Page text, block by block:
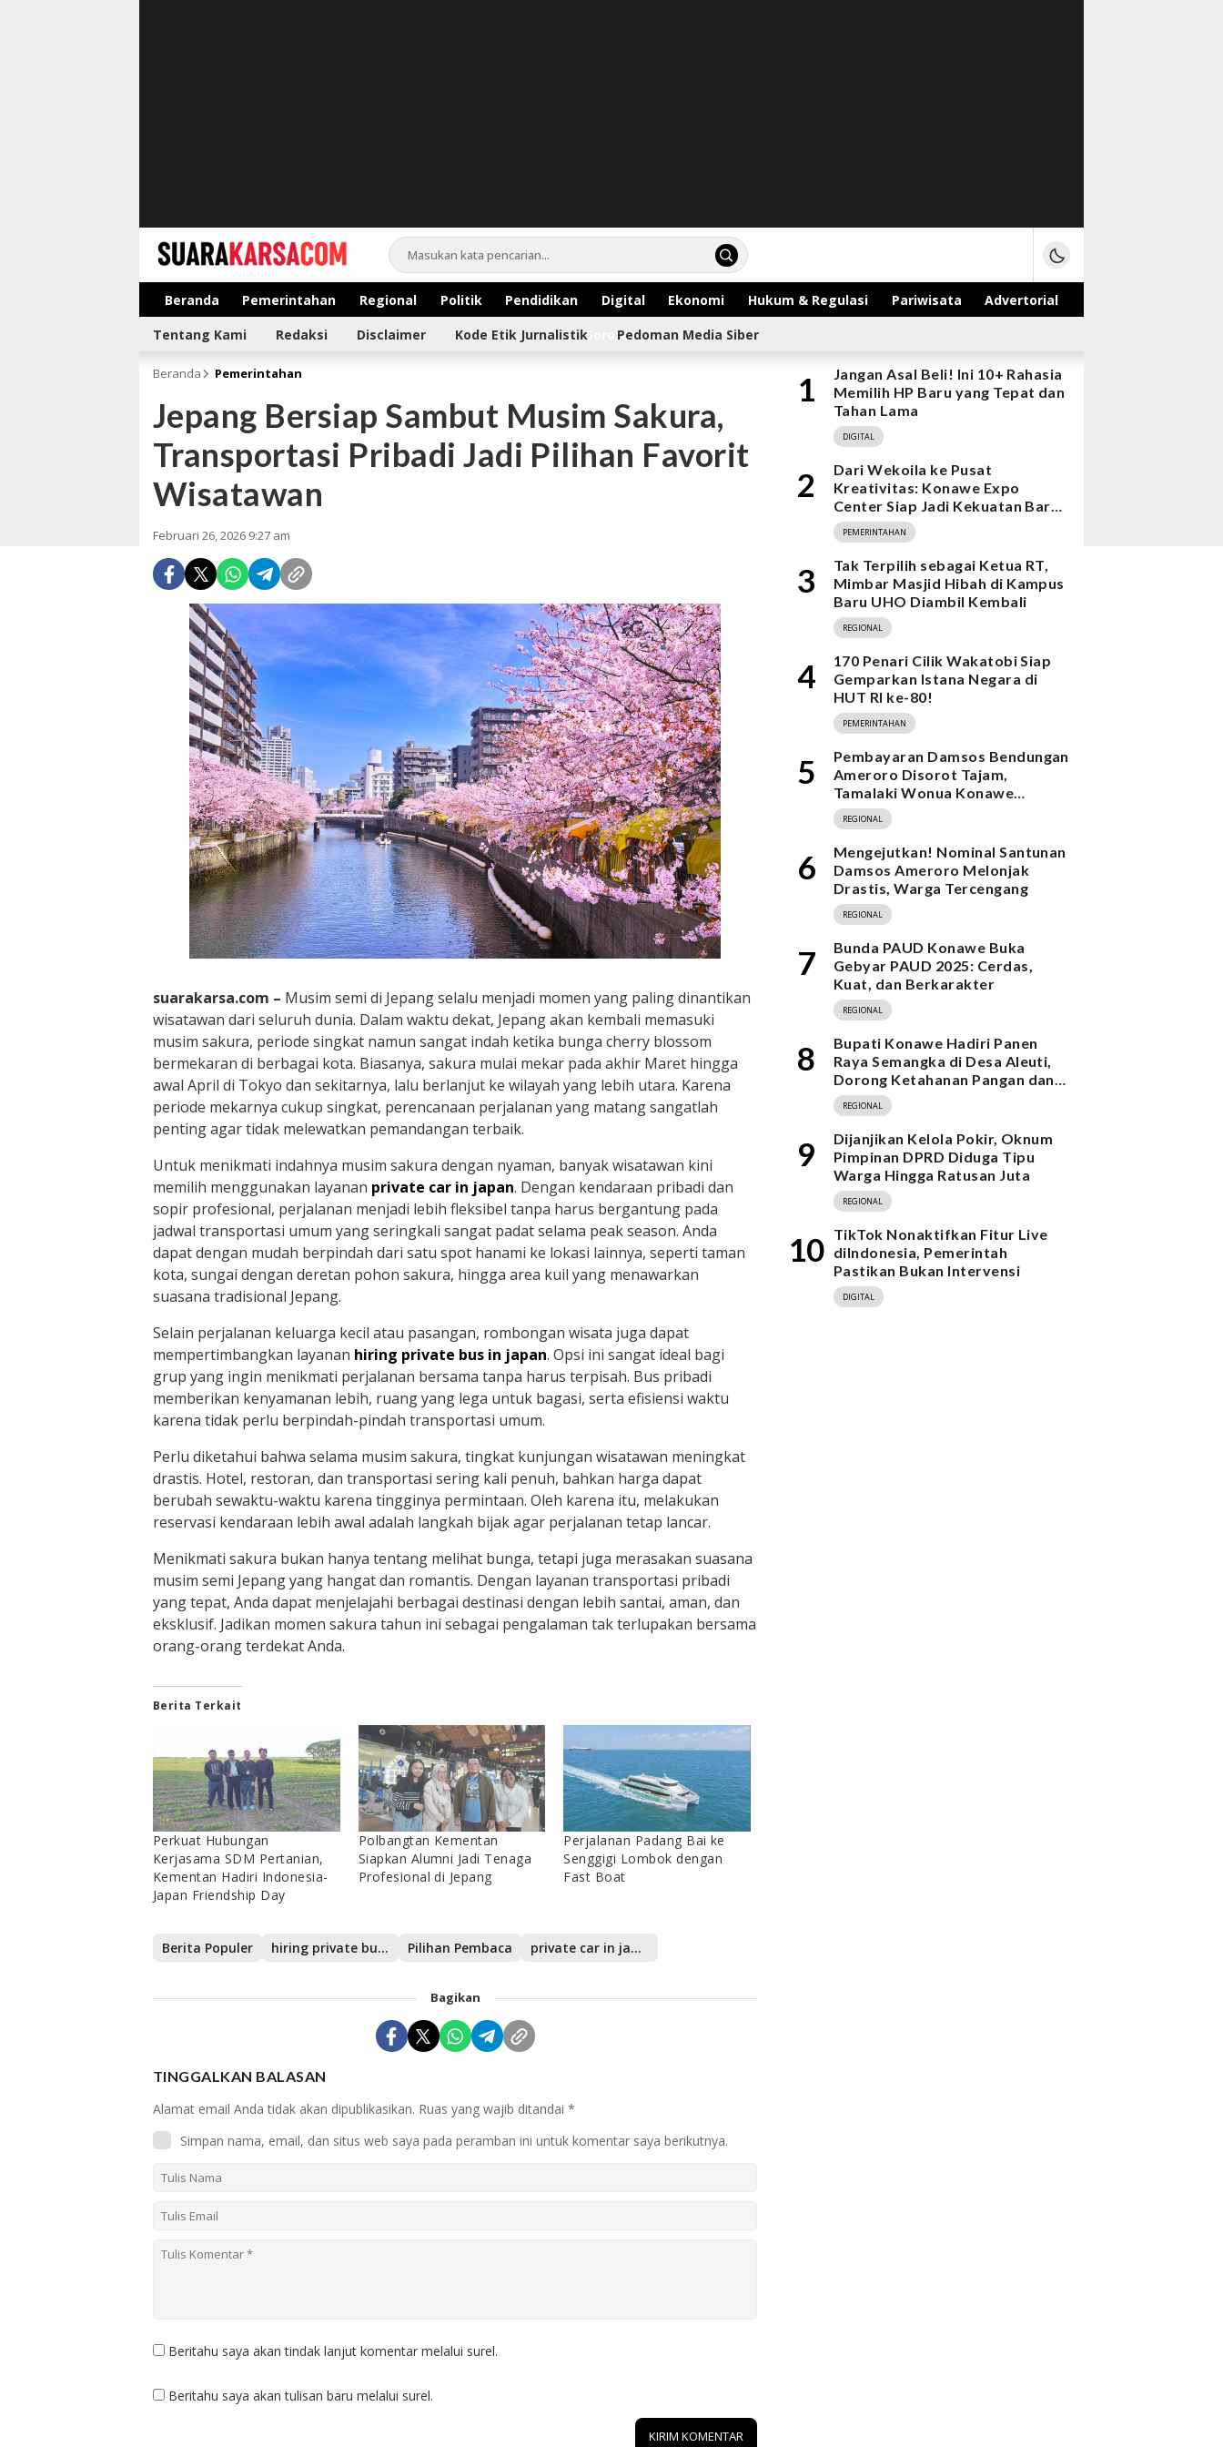
suarakarsa.com
Informasi terpercaya
Beranda Pemerintahan Regional Politik Pendidikan Digital Ekonomi Hukum & Regulasi Pariwisata
Advertorial
Sorotan
Tentang Kami Redaksi Disclaimer Kode Etik Jurnalistik Pedoman Media Siber
Beranda Pemerintahan
Jepang Bersiap Sambut Musim Sakura,
Transportasi Pribadi Jadi Pilihan Favorit
Wisatawan
Februari 26, 2026 9:27 am
suarakarsa.com – Musim semi di Jepang selalu menjadi momen yang paling dinantikan
wisatawan dari seluruh dunia. Dalam waktu dekat, Jepang akan kembali memasuki
musim sakura, periode singkat namun sangat indah ketika bunga cherry blossom
bermekaran di berbagai kota. Biasanya, sakura mulai mekar pada akhir Maret hingga
awal April di Tokyo dan sekitarnya, lalu berlanjut ke wilayah yang lebih utara. Karena
periode mekarnya cukup singkat, perencanaan perjalanan yang matang sangatlah
penting agar tidak melewatkan pemandangan terbaik.
Untuk menikmati indahnya musim sakura dengan nyaman, banyak wisatawan kini
memilih menggunakan layanan private car in japan. Dengan kendaraan pribadi dan
sopir profesional, perjalanan menjadi lebih fleksibel tanpa harus bergantung pada
jadwal transportasi umum yang seringkali sangat padat selama peak season. Anda
dapat dengan mudah berpindah dari satu spot hanami ke lokasi lainnya, seperti taman
kota, sungai dengan deretan pohon sakura, hingga area kuil yang menawarkan
suasana tradisional Jepang.
Selain perjalanan keluarga kecil atau pasangan, rombongan wisata juga dapat
mempertimbangkan layanan hiring private bus in japan. Opsi ini sangat ideal bagi
grup yang ingin menikmati perjalanan bersama tanpa harus terpisah. Bus pribadi
memberikan kenyamanan lebih, ruang yang lega untuk bagasi, serta efisiensi waktu
karena tidak perlu berpindah-pindah transportasi umum.
Perlu diketahui bahwa selama musim sakura, tingkat kunjungan wisatawan meningkat
drastis. Hotel, restoran, dan transportasi sering kali penuh, bahkan harga dapat
berubah sewaktu-waktu karena tingginya permintaan. Oleh karena itu, melakukan
reservasi kendaraan lebih awal adalah langkah bijak agar perjalanan tetap lancar.
Menikmati sakura bukan hanya tentang melihat bunga, tetapi juga merasakan suasana
musim semi Jepang yang hangat dan romantis. Dengan layanan transportasi pribadi
yang tepat, Anda dapat menjelajahi berbagai destinasi dengan lebih santai, aman, dan
eksklusif. Jadikan momen sakura tahun ini sebagai pengalaman tak terlupakan bersama
orang-orang terdekat Anda.
Berita Terkait
Perkuat Hubungan
Kerjasama SDM Pertanian,
Kementan Hadiri Indonesia-
Japan Friendship Day
Polbangtan Kementan
Siapkan Alumni Jadi Tenaga
Profesional di Jepang
Perjalanan Padang Bai ke
Senggigi Lombok dengan
Fast Boat
Berita Populer hiring private bus in japan Pilihan Pembaca private car in japan
Bagikan
TINGGALKAN BALASAN
Alamat email Anda tidak akan dipublikasikan. Ruas yang wajib ditandai *
Simpan nama, email, dan situs web saya pada peramban ini untuk komentar saya berikutnya.
Beritahu saya akan tindak lanjut komentar melalui surel.
Beritahu saya akan tulisan baru melalui surel.
1
Jangan Asal Beli! Ini 10+ Rahasia
Memilih HP Baru yang Tepat dan
Tahan Lama
DIGITAL
2
Dari Wekoila ke Pusat
Kreativitas: Konawe Expo
Center Siap Jadi Kekuatan Baru
Ekonomi
PEMERINTAHAN
3
Tak Terpilih sebagai Ketua RT,
Mimbar Masjid Hibah di Kampus
Baru UHO Diambil Kembali
REGIONAL
4
170 Penari Cilik Wakatobi Siap
Gemparkan Istana Negara di
HUT RI ke-80!
PEMERINTAHAN
5
Pembayaran Damsos Bendungan
Ameroro Disorot Tajam,
Tamalaki Wonua Konawe
Ungkap Dugaan Ketidakberesan
REGIONAL
6
Mengejutkan! Nominal Santunan
Damsos Ameroro Melonjak
Drastis, Warga Tercengang
REGIONAL
7
Bunda PAUD Konawe Buka
Gebyar PAUD 2025: Cerdas,
Kuat, dan Berkarakter
REGIONAL
8
Bupati Konawe Hadiri Panen
Raya Semangka di Desa Aleuti,
Dorong Ketahanan Pangan dan
Program MBG
REGIONAL
9
Dijanjikan Kelola Pokir, Oknum
Pimpinan DPRD Diduga Tipu
Warga Hingga Ratusan Juta
REGIONAL
10 TikTok Nonaktifkan Fitur Live
diIndonesia, Pemerintah
Pastikan Bukan Intervensi
DIGITAL